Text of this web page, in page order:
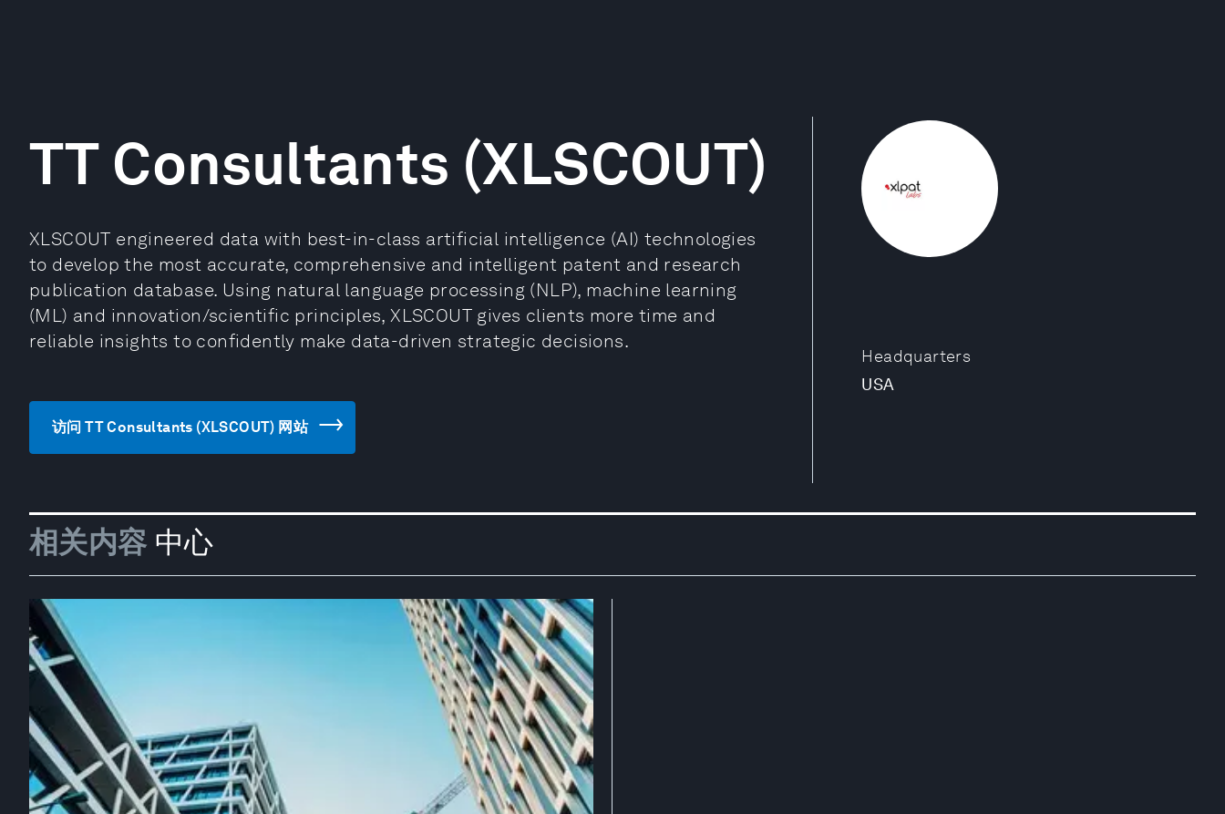
Headquarters
USA
TT Consultants (XLSCOUT)
XLSCOUT engineered data with best-in-class artificial intelligence (AI) technologies
to develop the most accurate, comprehensive and intelligent patent and research
publication database. Using natural language processing (NLP), machine learning
(ML) and innovation/scientific principles, XLSCOUT gives clients more time and
reliable insights to confidently make data-driven strategic decisions.
访问 TT Consultants (XLSCOUT) 网站
相关内容 中心